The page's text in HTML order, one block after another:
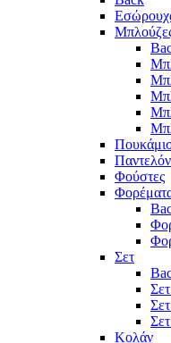
Φούστες
Σετ
Κολάν